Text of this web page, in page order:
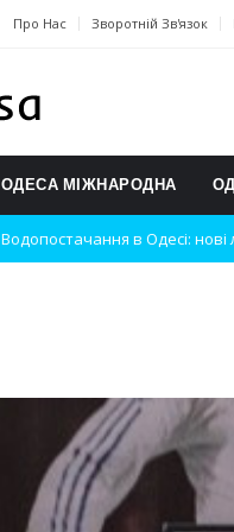
Про Нас Зворотній Зв'язок
ОДЕСА МІЖНАРОДНА
Водопостачання в Одесі: нові
Нічна атака на Одесу:
Успіхи одеситів на
Новини з Зимової школи
Інтеграція ветеранів в